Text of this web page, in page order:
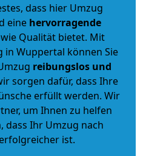
dass hier Umzug
eine hervorragende
Qualität bietet. Mit
Wuppertal können Sie
reibungslos und
sorgen dafür, dass Ihre
erfüllt werden. Wir
um Ihnen zu helfen
dass Ihr Umzug nach
ist.